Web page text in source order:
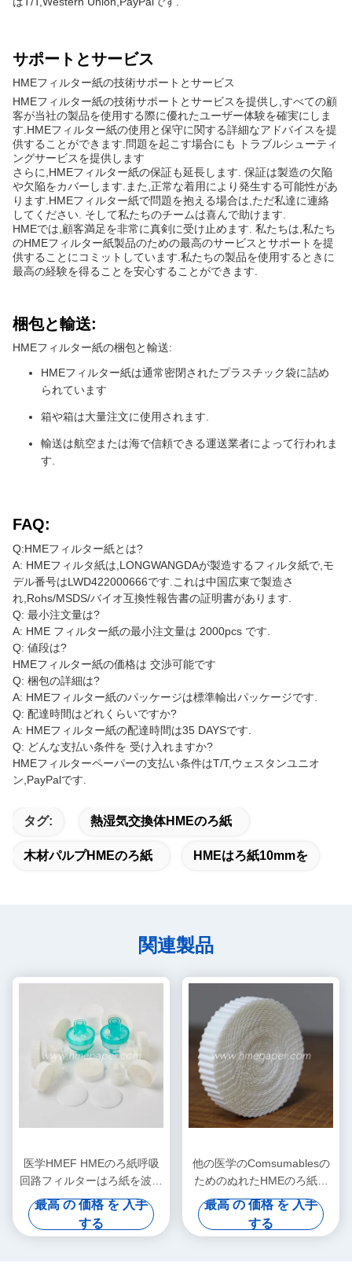
サポートとサービス
HMEフィルター紙の技術サポートとサービス
HMEフィルター紙の技術サポートとサービスを提供し,すべての顧
客が当社の製品を使用する際に優れたユーザー体験を確実にしま
す.HMEフィルター紙の使用と保守に関する詳細なアドバイスを提
供することができます.問題を起こす場合にも トラブルシューティ
ングサービスを提供します
さらに,HMEフィルター紙の保証も延長します. 保証は製造の欠陥
や欠陥をカバーします.また,正常な着用により発生する可能性があ
ります.HMEフィルター紙で問題を抱える場合は,ただ私達に連絡
してください. そして私たちのチームは喜んで助けます.
HMEでは,顧客満足を非常に真剣に受け止めます. 私たちは,私たち
のHMEフィルター紙製品のための最高のサービスとサポートを提
供することにコミットしています.私たちの製品を使用するときに
最高の経験を得ることを安心することができます.
梱包と輸送:
HMEフィルター紙の梱包と輸送:
HMEフィルター紙は通常密閉されたプラスチック袋に詰め
られています
箱や箱は大量注文に使用されます.
輸送は航空または海で信頼できる運送業者によって行われま
す.
FAQ:
Q:HMEフィルター紙とは?
A: HMEフィルタ紙は,LONGWANGDAが製造するフィルタ紙で,モ
デル番号はLWD422000666です.これは中国広東で製造さ
れ,Rohs/MSDS/バイオ互換性報告書の証明書があります.
Q: 最小注文量は?
A: HME フィルター紙の最小注文量は 2000pcs です.
Q: 値段は?
HMEフィルター紙の価格は 交渉可能です
Q: 梱包の詳細は?
A: HMEフィルター紙のパッケージは標準輸出パッケージです.
Q: 配達時間はどれくらいですか?
A: HMEフィルター紙の配達時間は35 DAYSです.
Q: どんな支払い条件を 受け入れますか?
HMEフィルターペーパーの支払い条件はT/T,ウェスタンユニオ
ン,PayPalです.
タグ: 熱湿気交換体HMEのろ紙
木材パルプHMEのろ紙 HMEはろ紙10mmを
関連製品
医学HMEF HMEのろ紙呼吸
回路フィルターはろ紙を波形
を付けた
最高 の 価格 を 入手
する
他の医学のComsumablesの
ためのぬれたHMEのろ紙を
波形を付けなさい
最高 の 価格 を 入手
する